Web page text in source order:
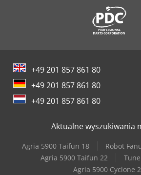
+49 201 857 861 80
+49 201 857 861 80
+49 201 857 861 80
Aktualne wyszukiwania
Agria 5900 Taifun 18 Robot
Agria 5900 Taifun 22
Agria 5900 Cyclone